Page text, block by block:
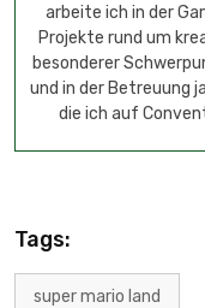
arbeite ich in der
Projekte rund um
besonderer
und in der Betreuung
die ich auf
Tags:
super mario land